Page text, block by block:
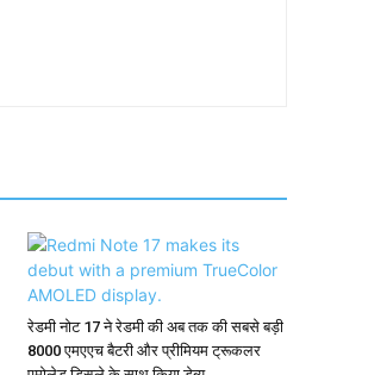
रेडमी नोट 17 ने रेडमी की अब तक की सबसे बड़ी
8000 एमएएच बैटरी और प्रीमियम ट्रूकलर